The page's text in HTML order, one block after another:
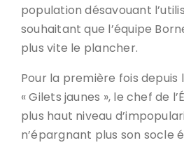
population désavouant
souhaitant que l’équipe
plus vite le plancher.
Pour la première fois depuis
« Gilets jaunes », le chef de
plus haut niveau
n’épargnant plus son socle